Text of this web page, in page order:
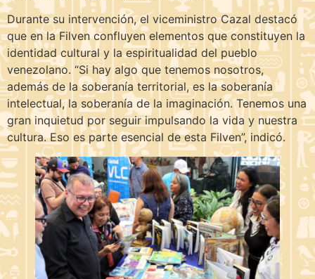
Durante su intervención, el viceministro Cazal destacó
que en la Filven confluyen elementos que constituyen la
identidad cultural y la espiritualidad del pueblo
venezolano. “Si hay algo que tenemos nosotros,
además de la soberanía territorial, es la soberanía
intelectual, la soberanía de la imaginación. Tenemos una
gran inquietud por seguir impulsando la vida y nuestra
cultura. Eso es parte esencial de esta Filven”, indicó.